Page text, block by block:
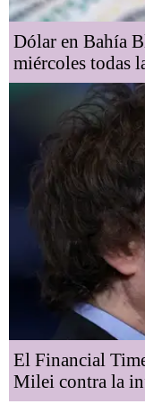
Dólar en Bahía
miércoles todas
El Financial
Milei contra la